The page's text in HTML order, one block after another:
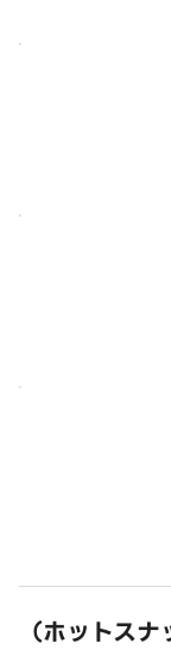
（ホットス